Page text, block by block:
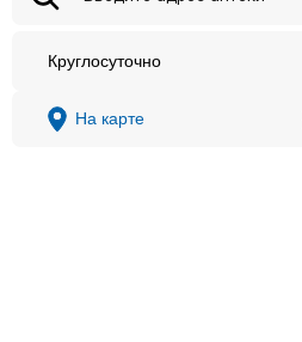
Круглосуточно
На карте